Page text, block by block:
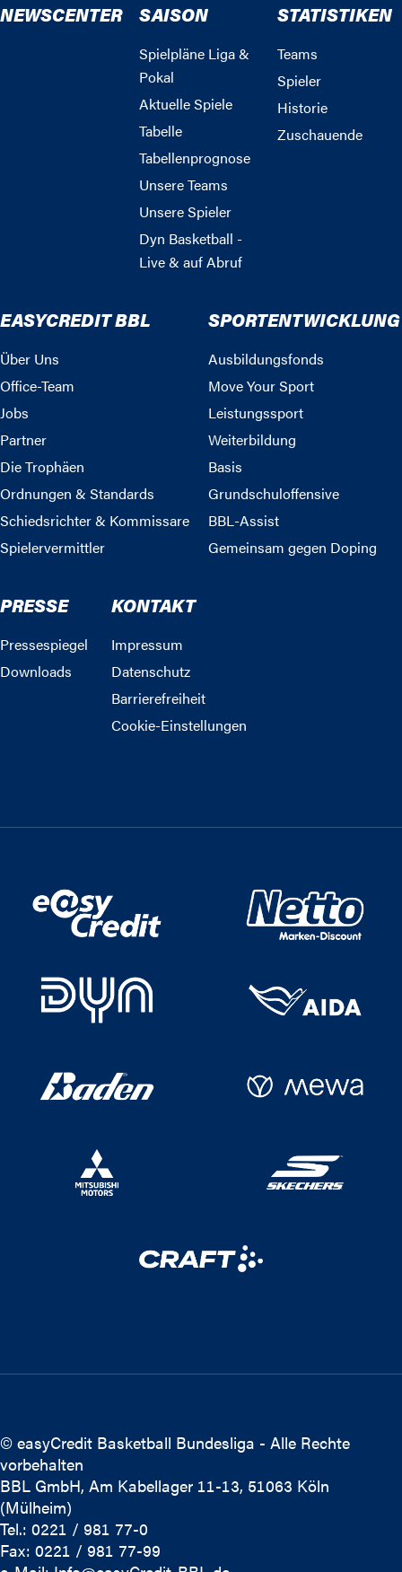
NEWSCENTER SAISON
Spielpläne Liga &
Pokal
Aktuelle Spiele
Tabelle
Tabellenprognose
Unsere Teams
Unsere Spieler
Dyn Basketball -
Live & auf Abruf
STATISTIKEN
Teams
Spieler
Historie
Zuschauende
EASYCREDIT BBL
Über Uns
Office-Team
Jobs
Partner
Die Trophäen
Ordnungen & Standards
Schiedsrichter & Kommissare
Spielervermittler
SPORTENTWICKLUNG
Ausbildungsfonds
Move Your Sport
Leistungssport
Weiterbildung
Basis
Grundschuloffensive
BBL-Assist
Gemeinsam gegen Doping
PRESSE
Pressespiegel
Downloads
KONTAKT
Impressum
Datenschutz
Barrierefreiheit
Cookie-Einstellungen
© easyCredit Basketball Bundesliga - Alle Rechte
vorbehalten
BBL GmbH, Am Kabellager 11-13, 51063 Köln
(Mülheim)
Tel.: 0221 / 981 77-0
Fax: 0221 / 981 77-99